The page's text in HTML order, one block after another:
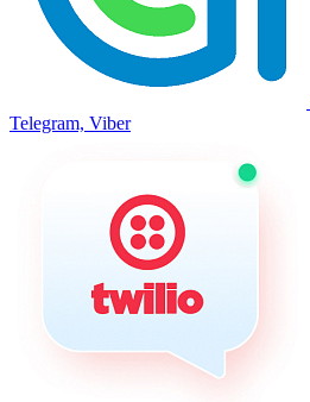
Telegram, Viber